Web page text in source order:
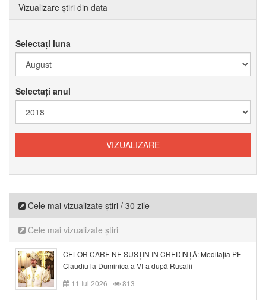
Vizualizare știri din data
Selectați luna
Selectați anul
Cele mai vizualizate știri / 30 zile
Cele mai vizualizate știri
CELOR CARE NE SUSȚIN ÎN CREDINȚĂ: Meditația PF
Claudiu la Duminica a VI-a după Rusalii
11 Iul 2026
813